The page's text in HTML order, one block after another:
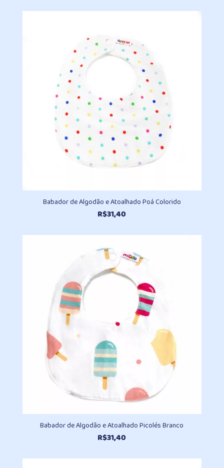
preço:
Babador de Algodão e Atoalhado Poá Colorido
R$31,40
Babador de Algodão e Atoalhado Picolés Branco
R$31,40